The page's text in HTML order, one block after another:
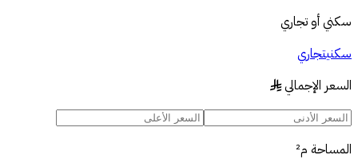
سكني أو تجاري
سكنيتجاري
السعر الإجمالي §
المساحة م²